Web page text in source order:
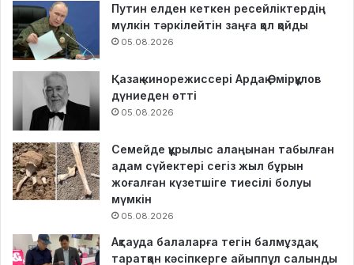
Путин елден кеткен ресейліктердің
мүлкін тәркілейтін заңға қол қойды
05.08.2026
Қазақ кинорежиссері Ардақ Әмірқұлов
дүниеден өтті
05.08.2026
Семейде құрылыс алаңынан табылған
адам сүйектері сегіз жыл бұрын
жоғалған күзетшіге тиесілі болуы
мүмкін
05.08.2026
Ақтауда балаларға тегін балмұздақ
таратқан кәсіпкерге айыппұл салынды